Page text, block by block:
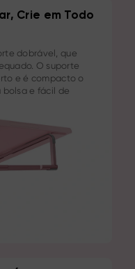
Crie em Todo
dobrável, que
O suporte
e é compacto o
bolsa e fácil de